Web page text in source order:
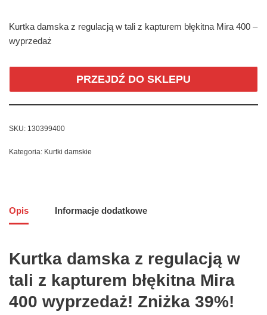
Kurtka damska z regulacją w tali z kapturem błękitna Mira 400 –
wyprzedaż
PRZEJDŹ DO SKLEPU
SKU: 130399400
Kategoria: Kurtki damskie
Opis Informacje dodatkowe
Kurtka damska z regulacją w
tali z kapturem błękitna Mira
400 wyprzedaż! Zniżka 39%!